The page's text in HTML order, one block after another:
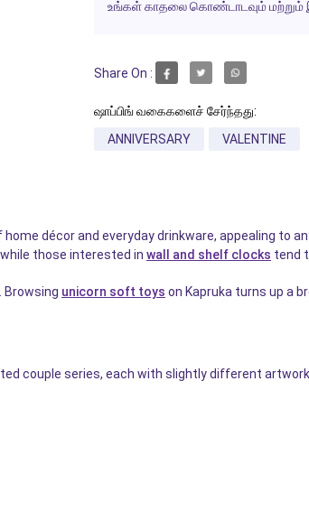
உங்கள் காதலை கொண்டாடவும் மற்றும்
Share On :
ஷாப்பிங் வகைகளைச் சேர்ந்தது:
ANNIVERSARY
VALENTINE
décor and everyday drinkware, appealing to
those interested in wall and shelf clocks tend
Browsing unicorn soft toys on Kapruka turns up a
couple series, each with slightly different